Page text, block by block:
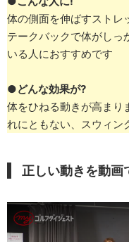
体の側面を伸ばすストレ
テークバックで体がしっ
いる人におすすめです
●どんな効果が?
体をひねる動きが高まり
れにともない、スウィン
正しい動きを動画